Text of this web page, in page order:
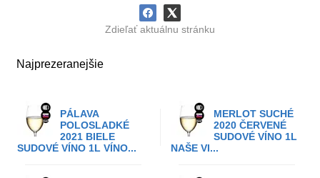
Zdieľať aktuálnu stránku
Najprezeranejšie
PÁLAVA
POLOSLADKÉ
2021 BIELE
SUDOVÉ VÍNO 1L VÍNO...
MERLOT SUCHÉ
2020 ČERVENÉ
SUDOVÉ VÍNO 1L
NAŠE VI...